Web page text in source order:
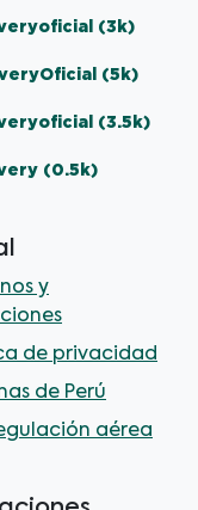
(3k)
(5k)
(3.5k)
(0.5k)
y
de privacidad
de Perú
aérea